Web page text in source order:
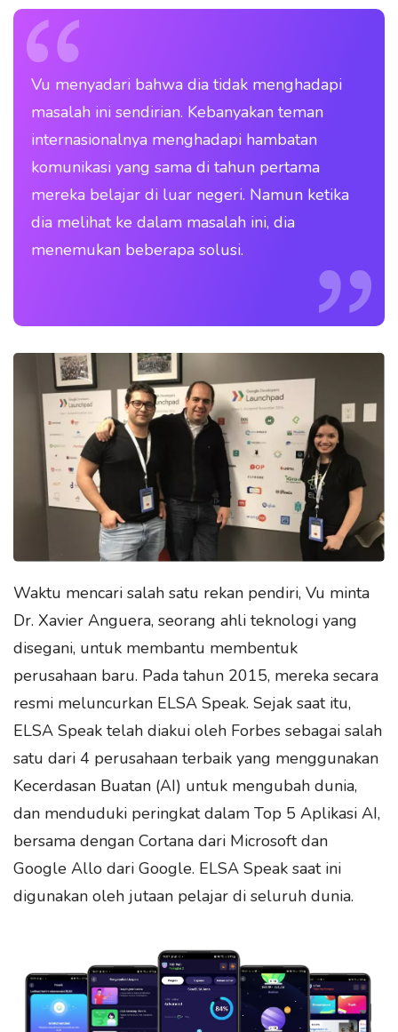
Vu menyadari bahwa dia tidak menghadapi
masalah ini sendirian. Kebanyakan teman
internasionalnya menghadapi hambatan
komunikasi yang sama di tahun pertama
mereka belajar di luar negeri. Namun ketika
dia melihat ke dalam masalah ini, dia
menemukan beberapa solusi.
Waktu mencari salah satu rekan pendiri, Vu minta
Dr. Xavier Anguera, seorang ahli teknologi yang
disegani, untuk membantu membentuk
perusahaan baru. Pada tahun 2015, mereka secara
resmi meluncurkan ELSA Speak. Sejak saat itu,
ELSA Speak telah diakui oleh Forbes sebagai salah
satu dari 4 perusahaan terbaik yang menggunakan
Kecerdasan Buatan (AI) untuk mengubah dunia,
dan menduduki peringkat dalam Top 5 Aplikasi AI,
bersama dengan Cortana dari Microsoft dan
Google Allo dari Google. ELSA Speak saat ini
digunakan oleh jutaan pelajar di seluruh dunia.